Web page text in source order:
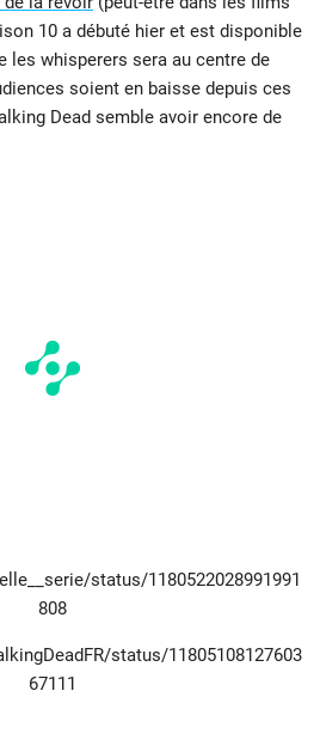
10 a débuté hier et est disponible
les whisperers sera au centre de
soient en baisse depuis ces
Dead semble avoir encore de
status/1180522028991991
808
status/11805108127603
67111